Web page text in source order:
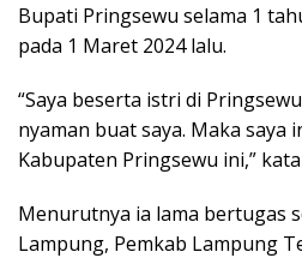
Bupati Pringsewu selama 1
pada 1 Maret 2024 lalu.
“Saya beserta istri di
nyaman buat saya. Maka saya
Kabupaten Pringsewu ini,”
Menurutnya ia lama bertugas
Lampung, Pemkab Lampung